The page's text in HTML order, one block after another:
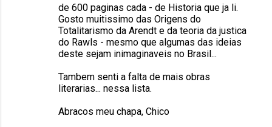
de 600 paginas cada - de Historia que ja li.
Gosto muitissimo das Origens do
Totalitarismo da Arendt e da teoria da justica
do Rawls - mesmo que algumas das ideias
deste sejam inimaginaveis no Brasil...
Tambem senti a falta de mais obras
literarias... nessa lista.
Abracos meu chapa, Chico